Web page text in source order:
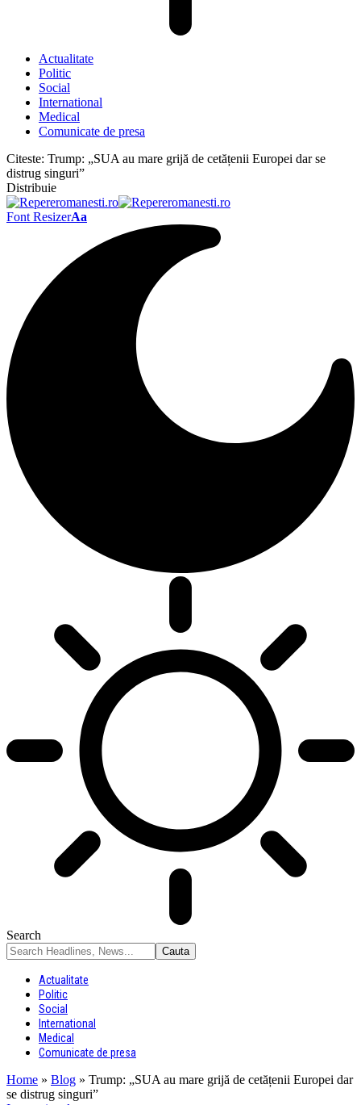
Actualitate
Politic
Social
International
Medical
Comunicate de presa
Citeste: Trump: „SUA au mare grijă de cetățenii Europei dar se
distrug singuri”
Distribuie
Font ResizerAa
Search
Actualitate
Politic
Social
International
Medical
Comunicate de presa
Home » Blog » Trump: „SUA au mare grijă de cetățenii Europei dar
se distrug singuri”